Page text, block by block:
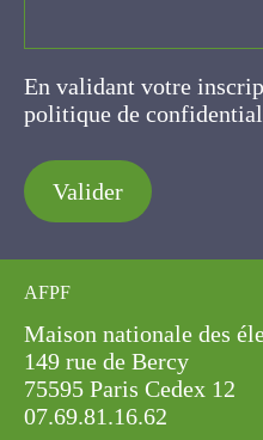
En validant votre
politique de
Valider
AFPF
Maison nationale des
149 rue de Bercy
75595 Paris Cedex 12
07.69.81.16.62